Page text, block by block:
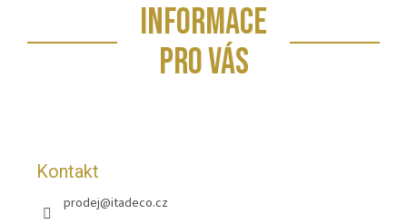
INFORMACE
PRO VÁS
Kontakt
prodej@itadeco.cz